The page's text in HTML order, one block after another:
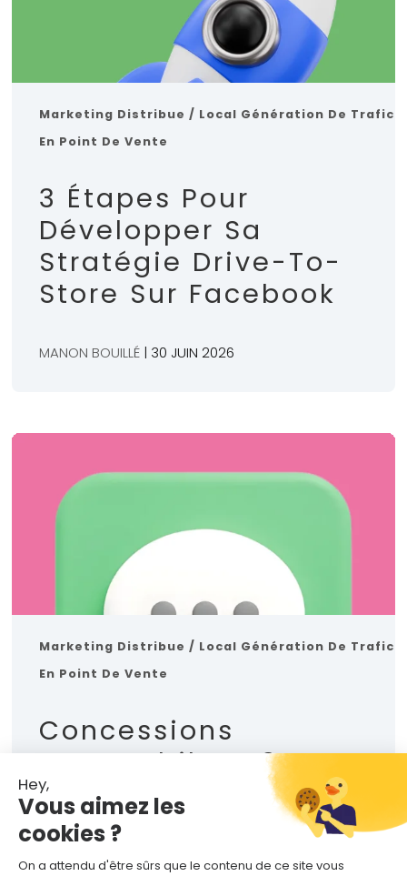
Hey,
Vous aimez les
cookies ?
On a attendu d'être sûrs que le contenu de ce site vous
Marketing Distribue / Local Génération De Trafic
En Point De Vente
3 Étapes Pour
Développer Sa
Stratégie Drive-To-
Store Sur Facebook
MANON BOUILLÉ | 30 JUIN 2026
Marketing Distribue / Local Génération De Trafic
En Point De Vente
Concessions
Automobiles : 3
Campagnes RCS
Messaging Qui
Performent